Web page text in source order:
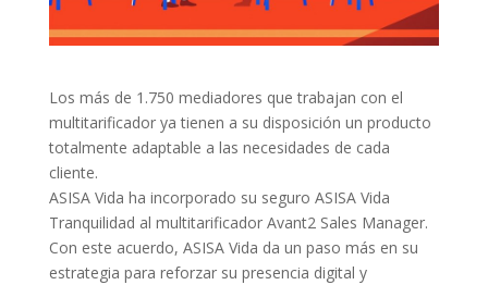
Los más de 1.750 mediadores que trabajan con el
multitarificador ya tienen a su disposición un producto
totalmente adaptable a las necesidades de cada
cliente.
ASISA Vida ha incorporado su seguro ASISA Vida
Tranquilidad al multitarificador Avant2 Sales Manager.
Con este acuerdo, ASISA Vida da un paso más en su
estrategia para reforzar su presencia digital y